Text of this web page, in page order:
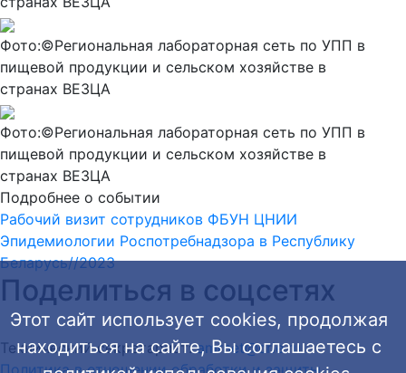
Фото:©Региональная лабораторная сеть по УПП в
пищевой продукции и сельском хозяйстве в
странах ВЕЗЦА
Фото:©Региональная лабораторная сеть по УПП в
пищевой продукции и сельском хозяйстве в
странах ВЕЗЦА
Подробнее о событии
Рабочий визит сотрудников ФБУН ЦНИИ
Эпидемиологии Роспотребнадзора в Республику
Беларусь//2023
Поделиться в соцсетях
Технический секретариат:amrnet@crie.ru
Политика в отношении обработки и защиты
Этот сайт использует cookies, продолжая
находиться на сайте, Вы соглашаетесь с